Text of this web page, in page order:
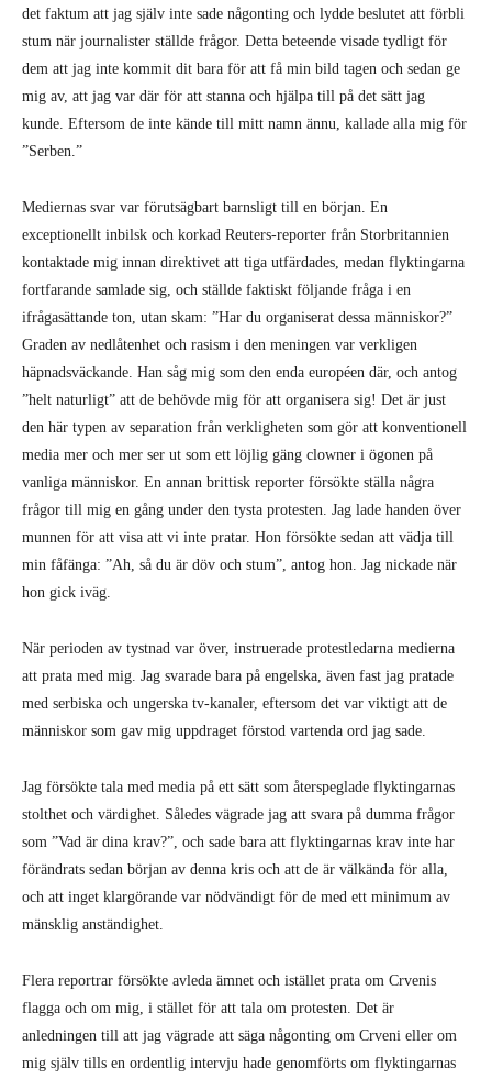
mig av, att jag var där för att stanna och hjälpa till på det sätt jag
kunde. Eftersom de inte kände till mitt namn ännu, kallade alla mig för
”Serben.”
Mediernas svar var förutsägbart barnsligt till en början. En
exceptionellt inbilsk och korkad Reuters-reporter från Storbritannien
fortfarande samlade sig, och ställde faktiskt följande fråga i en
ifrågasättande ton, utan skam: ”Har du organiserat dessa människor?”
Graden av nedlåtenhet och rasism i den meningen var verkligen
häpnadsväckande. Han såg mig som den enda européen där, och antog
”helt naturligt” att de behövde mig för att organisera sig! Det är just
den här typen av separation från verkligheten som gör att konventionell
media mer och mer ser ut som ett löjlig gäng clowner i ögonen på
vanliga människor. En annan brittisk reporter försökte ställa några
frågor till mig en gång under den tysta protesten. Jag lade handen över
munnen för att visa att vi inte pratar. Hon försökte sedan att vädja till
min fåfänga: ”Ah, så du är döv och stum”, antog hon. Jag nickade när
hon gick iväg.
När perioden av tystnad var över, instruerade protestledarna medierna
att prata med mig. Jag svarade bara på engelska, även fast jag pratade
människor som gav mig uppdraget förstod vartenda ord jag sade.
Jag försökte tala med media på ett sätt som återspeglade flyktingarnas
stolthet och värdighet. Således vägrade jag att svara på dumma frågor
förändrats sedan början av denna kris och att de är välkända för alla,
och att inget klargörande var nödvändigt för de med ett minimum av
mänsklig anständighet.
Flera reportrar försökte avleda ämnet och istället prata om Crvenis
flagga och om mig, i stället för att tala om protesten. Det är
mig själv tills en ordentlig intervju hade genomförts om flyktingarnas
protest.
Naturligtvis vissnade protesten bort allteftersom fler och fler människor